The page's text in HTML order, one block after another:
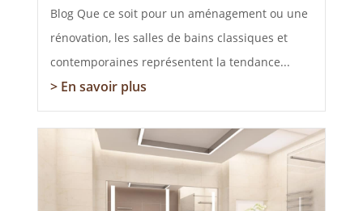
Blog Que ce soit pour un aménagement ou une
rénovation, les salles de bains classiques et
contemporaines représentent la tendance...
> En savoir plus